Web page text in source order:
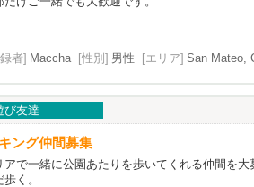
者] Maccha [性別] 男性 [エリア] San Mateo,
び友達
ング仲間募集
アで一緒に公園あたりを歩いてくれる仲間を大
く。